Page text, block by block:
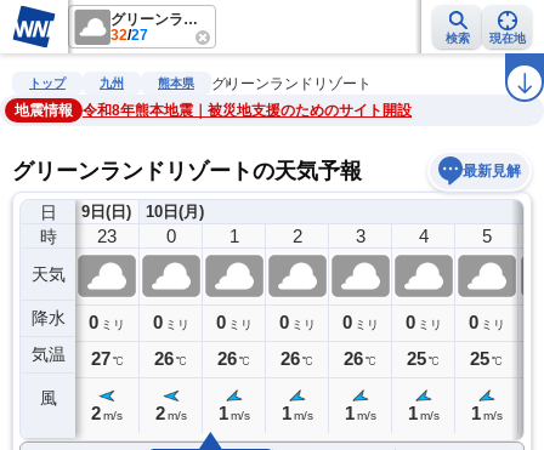
グリーンランドリゾート
32/27 検索 現在地
雨雲レーダー 台風情報 地震情報 警報・注意報 ラ
トップ 九州 熊本県
グリーンランドリゾート
地震情報
令和8年熊本地震｜被災地支援のためのサイト開設
グリーンランドリゾートの天気予報 最新見解
日
時
天気
降水
気温
風
9日(日)
22
0ミリ
27℃
23
0 ミリ
27 ℃
2m/s
10日(月)
0
0 ミリ
26℃
2 m/s
1
0 ミリ
26℃
1 m/s
2
0 ミリ
26℃
1 m/s
3
0 ミリ
26℃
1 m/s
4
0 ミリ
25℃
1 m/s
5
0 ミリ
25℃
1 m/s